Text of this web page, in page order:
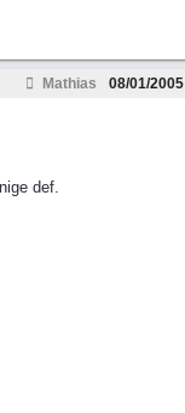
Mathias 08/01/2005
def.